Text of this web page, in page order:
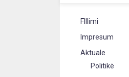
FIllimi
Impresum
Aktuale
Politikë